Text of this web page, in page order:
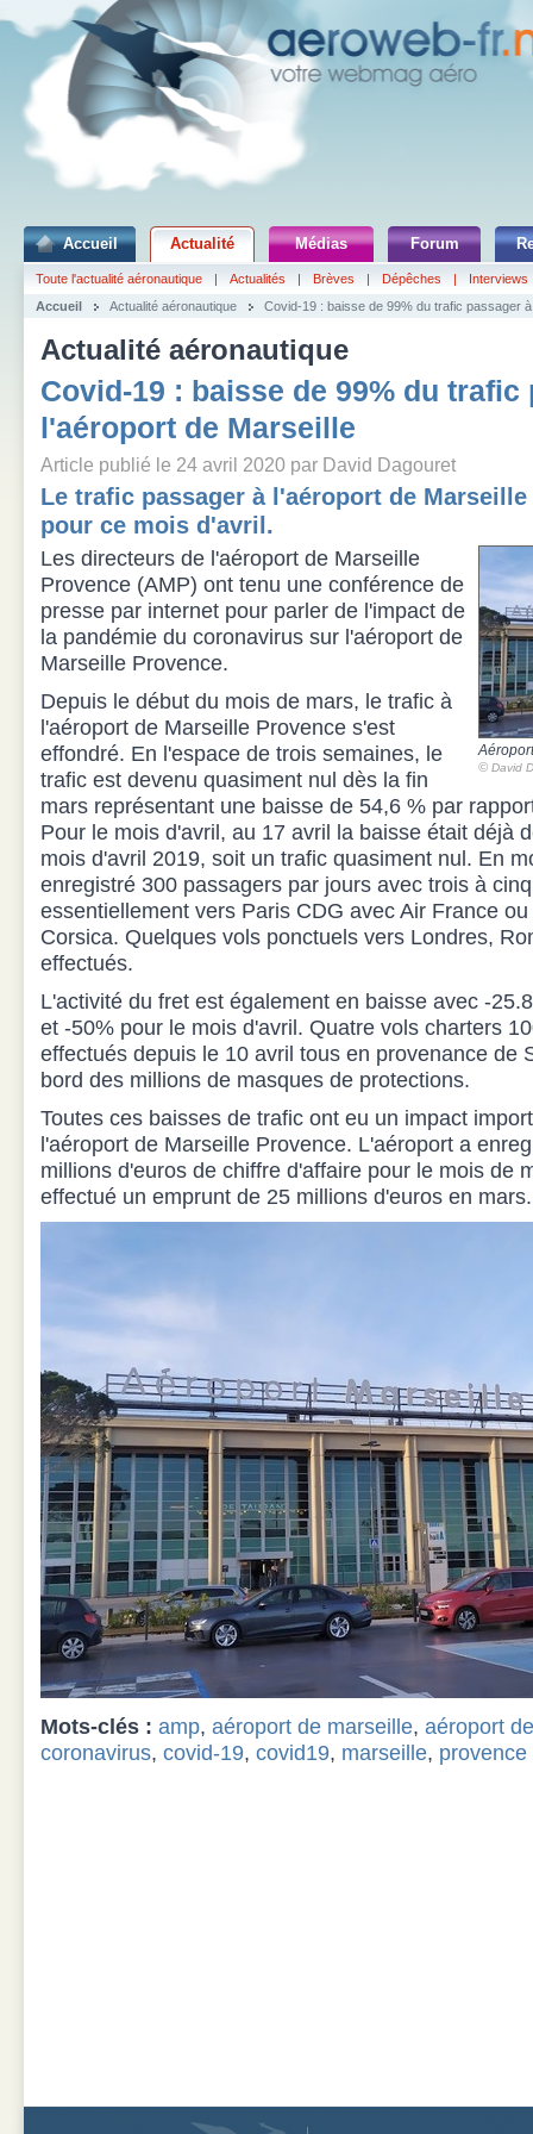
Accueil Actualité Médias Forum
Toute l'actualité aéronautique | Actualités | Brèves | Dépêches |
Interviews
Accueil
Actualité aéronautique Covid-19 : baisse de 99% du trafic passager
Actualité aéronautique
Covid-19 : baisse de 99% du trafic
l'aéroport de Marseille
Article publié le 24 avril 2020 par David Dagouret
Le trafic passager à l'aéroport de
pour ce mois d'avril.
© David
Les directeurs de l'aéroport de Marseille
Provence (AMP) ont tenu une conférence de
presse par internet pour parler de l'impact de
la pandémie du coronavirus sur l'aéroport de
Marseille Provence.
Depuis le début du mois de mars, le trafic à
l'aéroport de Marseille Provence s'est
effondré. En l'espace de trois semaines, le
trafic est devenu quasiment nul dès la fin
mars représentant une baisse de 54,6 % par
Pour le mois d'avril, au 17 avril la baisse était déjà
mois d'avril 2019, soit un trafic quasiment nul. En
enregistré 300 passagers par jours avec trois à
essentiellement vers Paris CDG avec Air France
Corsica. Quelques vols ponctuels vers Londres,
effectués.
L'activité du fret est également en baisse avec -
et -50% pour le mois d'avril. Quatre vols charters
effectués depuis le 10 avril tous en provenance de
bord des millions de masques de protections.
Toutes ces baisses de trafic ont eu un impact
l'aéroport de Marseille Provence. L'aéroport a
millions d'euros de chiffre d'affaire pour le mois de
effectué un emprunt de 25 millions d'euros en mars.
Mots-clés : amp, aéroport de marseille, aéroport
coronavirus, covid-19, covid19, marseille, provence